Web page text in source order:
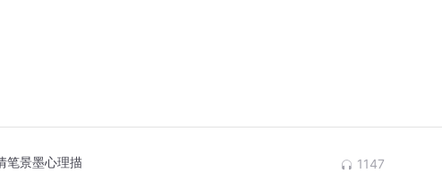
笔景墨心理描 1147